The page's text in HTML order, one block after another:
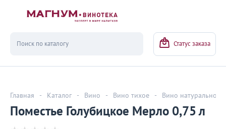
Статус заказа
Главная - Каталог - Вино - Вино тихое - Вино натуральное
Поместье Голубицкое Мерло 0,75 л